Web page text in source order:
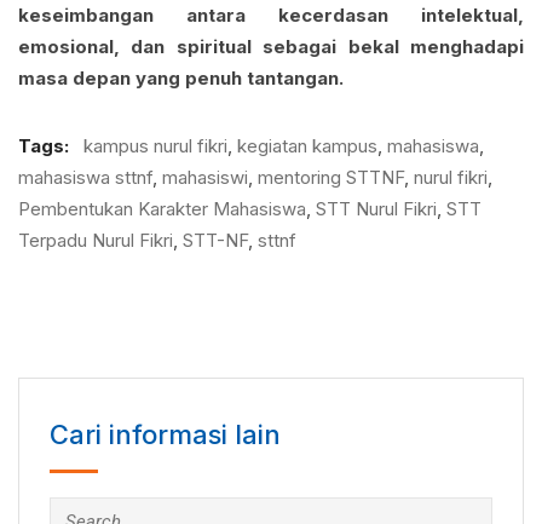
keseimbangan antara kecerdasan intelektual,
emosional, dan spiritual sebagai bekal menghadapi
masa depan yang penuh tantangan.
Tags: kampus nurul fikri, kegiatan kampus, mahasiswa,
mahasiswa sttnf, mahasiswi, mentoring STTNF, nurul fikri,
Pembentukan Karakter Mahasiswa, STT Nurul Fikri, STT
Terpadu Nurul Fikri, STT-NF, sttnf
Cari informasi lain
Search